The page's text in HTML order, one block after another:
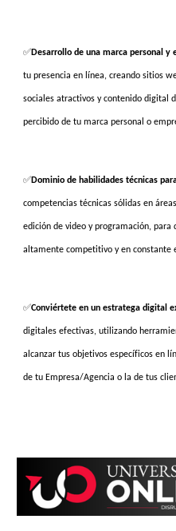
✅Desarrollo de una marca personal y
tu presencia en línea, creando sitios
sociales atractivos y contenido digital
percibido de tu marca personal o
✅Dominio de habilidades técnicas
competencias técnicas sólidas en
edición de video y programación, para
altamente competitivo y en constante
✅Conviértete en un estratega digital
digitales efectivas, utilizando
alcanzar tus objetivos específicos en
de tu Empresa/Agencia o la de tus